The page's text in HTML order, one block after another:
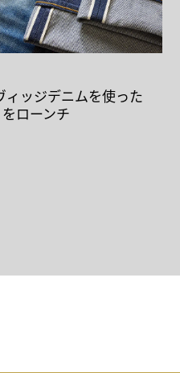
ィッジデニムを使った
ローンチ